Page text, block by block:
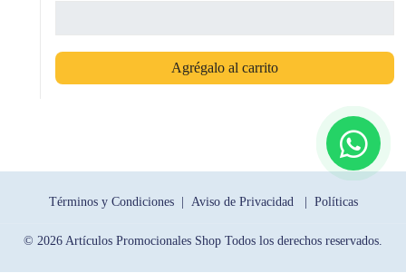
Agrégalo al carrito
Términos y Condiciones | Aviso de Privacidad | Políticas
© 2026 Artículos Promocionales Shop Todos los derechos reservados.